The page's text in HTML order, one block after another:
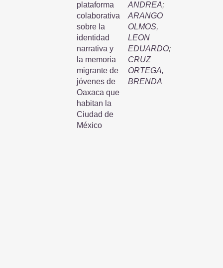
plataforma
colaborativa
sobre la
identidad
narrativa y
la memoria
migrante de
jóvenes de
Oaxaca que
habitan la
Ciudad de
México
ANDREA;
ARANGO
OLMOS,
LEON
EDUARDO;
CRUZ
ORTEGA,
BRENDA